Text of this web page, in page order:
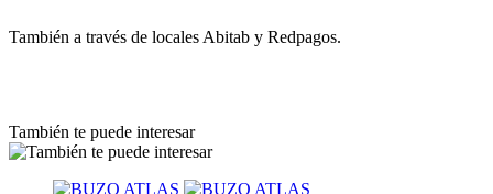
También a través de locales Abitab y Redpagos.
También te puede interesar